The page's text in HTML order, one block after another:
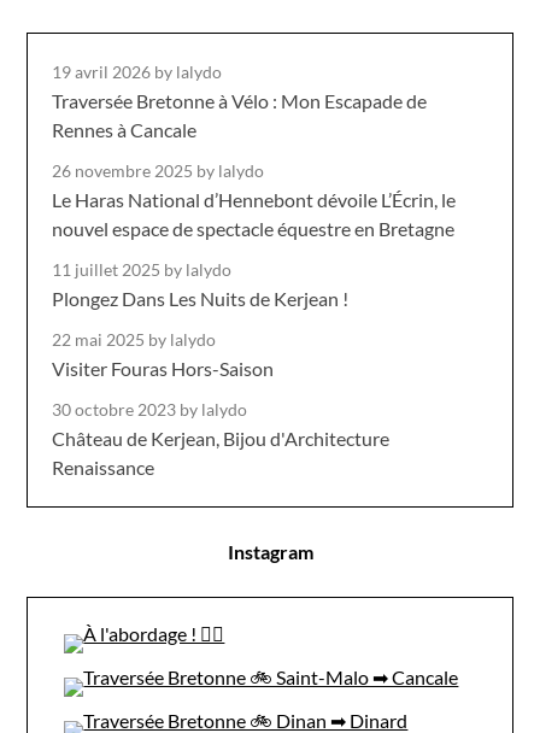
19 avril 2026 by lalydo
Traversée Bretonne à Vélo : Mon Escapade de
Rennes à Cancale
26 novembre 2025 by lalydo
Le Haras National d’Hennebont dévoile L’Écrin, le
nouvel espace de spectacle équestre en Bretagne
11 juillet 2025 by lalydo
Plongez Dans Les Nuits de Kerjean !
22 mai 2025 by lalydo
Visiter Fouras Hors-Saison
30 octobre 2023 by lalydo
Château de Kerjean, Bijou d'Architecture
Renaissance
Instagram